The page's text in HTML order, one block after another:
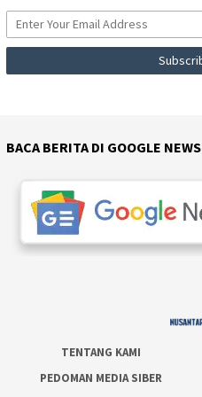
BACA BERITA DI GOOGLE NEWS
TENTANG KAMI
PEDOMAN MEDIA SIBER